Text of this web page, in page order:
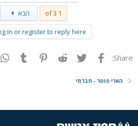
1 of 3 הבא
in or register to reply here.
Share: פייסבוק Twitter
Reddit
Pinterest
הארי פוטר - חברתי